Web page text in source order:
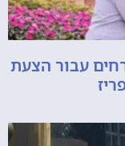
עבור הצעת